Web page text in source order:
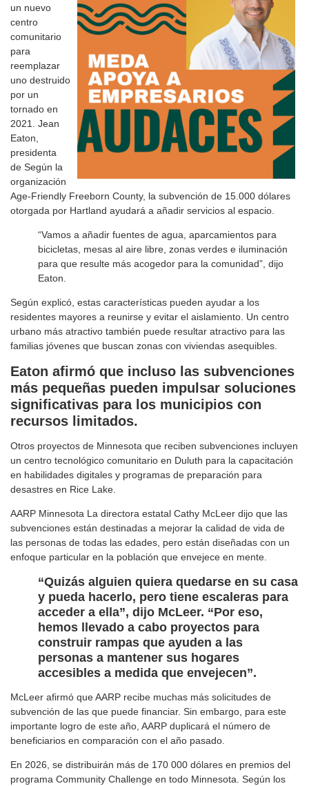
un nuevo
centro
comunitario
para
reemplazar
uno destruido
por un
tornado en
2021. Jean
Eaton,
presidenta
de Según la
organización
Age-Friendly Freeborn County, la subvención de 15.000 dólares
otorgada por Hartland ayudará a añadir servicios al espacio.
“Vamos a añadir fuentes de agua, aparcamientos para
bicicletas, mesas al aire libre, zonas verdes e iluminación
para que resulte más acogedor para la comunidad”, dijo
Eaton.
Según explicó, estas características pueden ayudar a los
residentes mayores a reunirse y evitar el aislamiento. Un centro
urbano más atractivo también puede resultar atractivo para las
familias jóvenes que buscan zonas con viviendas asequibles.
Eaton afirmó que incluso las subvenciones
más pequeñas pueden impulsar soluciones
significativas para los municipios con
recursos limitados.
Otros proyectos de Minnesota que reciben subvenciones incluyen
un centro tecnológico comunitario en Duluth para la capacitación
en habilidades digitales y programas de preparación para
desastres en Rice Lake.
AARP Minnesota La directora estatal Cathy McLeer dijo que las
subvenciones están destinadas a mejorar la calidad de vida de
las personas de todas las edades, pero están diseñadas con un
enfoque particular en la población que envejece en mente.
“Quizás alguien quiera quedarse en su casa
y pueda hacerlo, pero tiene escaleras para
acceder a ella”, dijo McLeer. “Por eso,
hemos llevado a cabo proyectos para
construir rampas que ayuden a las
personas a mantener sus hogares
accesibles a medida que envejecen”.
McLeer afirmó que AARP recibe muchas más solicitudes de
subvención de las que puede financiar. Sin embargo, para este
importante logro de este año, AARP duplicará el número de
beneficiarios en comparación con el año pasado.
En 2026, se distribuirán más de 170 000 dólares en premios del
programa Community Challenge en todo Minnesota. Según los